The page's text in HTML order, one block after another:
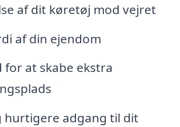
af dit køretøj mod vejret
af din ejendom
for at skabe ekstra
hurtigere adgang til dit